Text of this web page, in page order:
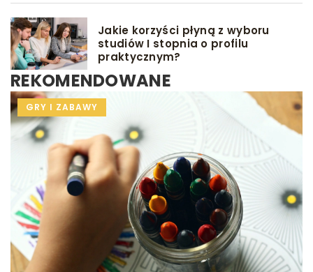
Jakie korzyści płyną z wyboru
studiów I stopnia o profilu
praktycznym?
REKOMENDOWANE
DIETA DLA DZIECKA
GRY I ZABAWY
INNE